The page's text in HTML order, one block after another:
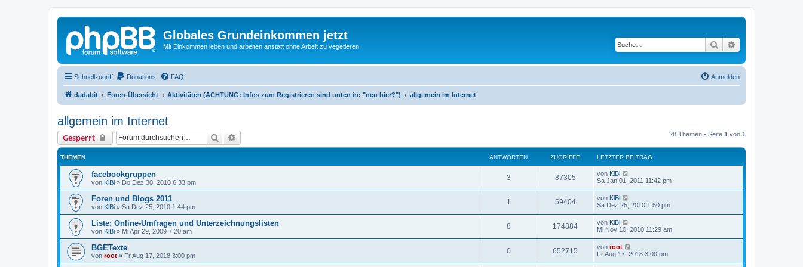
Globales Grundeinkommen jetzt
Mit Einkommen leben und arbeiten anstatt ohne Arbeit zu vegetieren Suche
Schnellzugriff Donations FAQ Anmelden
dadabit Foren-Übersicht Aktivitäten (ACHTUNG: Infos zum Registrieren sind unten in: "neu hier?") allgemein im Internet
allgemein im Internet
Gesperrt Suche 28 Themen • Seite 1 von 1
THEMEN ANTWORTEN ZUGRIFFE LETZTER BEITRAG
facebookgruppen
von KlBi » Do Dez 30, 2010 6:33 pm
3 87305 von KlBi
Sa Jan 01, 2011 11:42 pm
Foren und Blogs 2011
von KlBi » Sa Dez 25, 2010 1:44 pm
1 59404 von KlBi
Sa Dez 25, 2010 1:50 pm
Liste: Online-Umfragen und Unterzeichnungslisten
von KlBi » Mi Apr 29, 2009 7:20 am
8 174884 von KlBi
Mi Nov 10, 2010 11:29 am
BGETexte
von root » Fr Aug 17, 2018 3:00 pm
0 652715 von root
Fr Aug 17, 2018 3:00 pm